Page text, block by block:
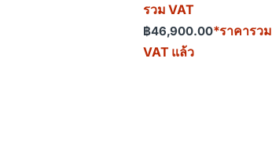
รวม VAT
฿46,900.00*ราคารวม
VAT แล้ว